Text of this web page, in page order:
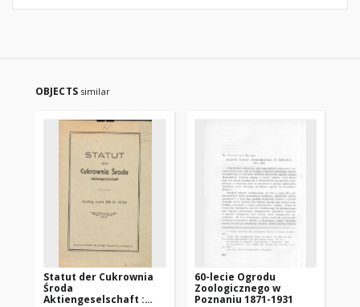
OBJECTS similar
Statut der Cukrownia
Środa
Aktiengeselschaft :
60-lecie Ogrodu
Zoologicznego w
Poznaniu 1871-1931